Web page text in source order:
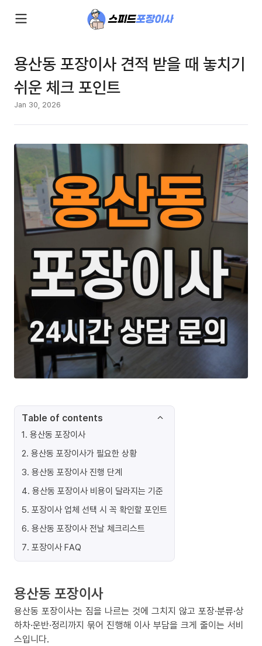
용산동 포장이사 견적 받을 때 놓치기
쉬운 체크 포인트
Jan 30, 2026
Table of contents
1. 용산동 포장이사
2. 용산동 포장이사가 필요한 상황
3. 용산동 포장이사 진행 단계
4. 용산동 포장이사 비용이 달라지는 기준
5. 포장이사 업체 선택 시 꼭 확인할 포인트
6. 용산동 포장이사 전날 체크리스트
7. 포장이사 FAQ
용산동 포장이사
용산동 포장이사는 짐을 나르는 것에 그치지 않고 포장·분류·상
하차·운반·정리까지 묶어 진행해 이사 부담을 크게 줄이는 서비
스입니다.